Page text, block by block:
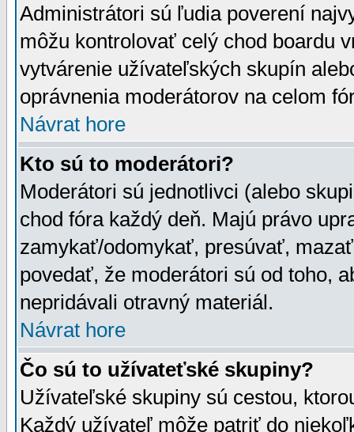
Administrátori sú ľudia poverení
môžu kontrolovať celý chod boardu
vytvárenie užívateľských skupín
oprávnenia moderátorov na celom
Návrat hore
Kto sú to moderátori?
Moderátori sú jednotlivci (alebo
chod fóra každý deň. Majú právo
zamykať/odomykať, presúvať,
povedať, že moderátori sú od toho,
nepridávali otravný materiál.
Návrat hore
Čo sú to užívateťské skupiny?
Užívateľské skupiny sú cestou,
Každý užívateľ môže patriť do